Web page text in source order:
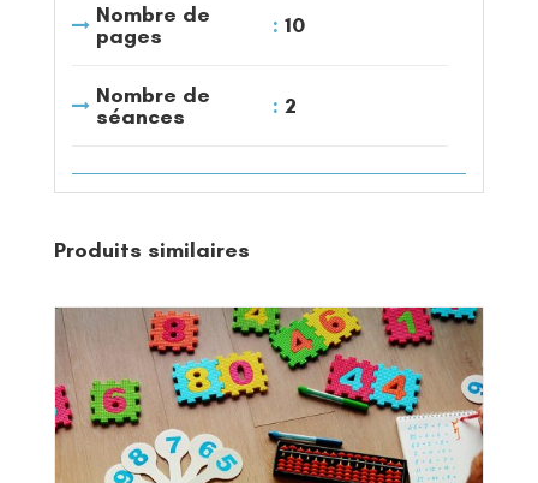
Nombre de
pages
10
Nombre de
séances
2
Produits similaires